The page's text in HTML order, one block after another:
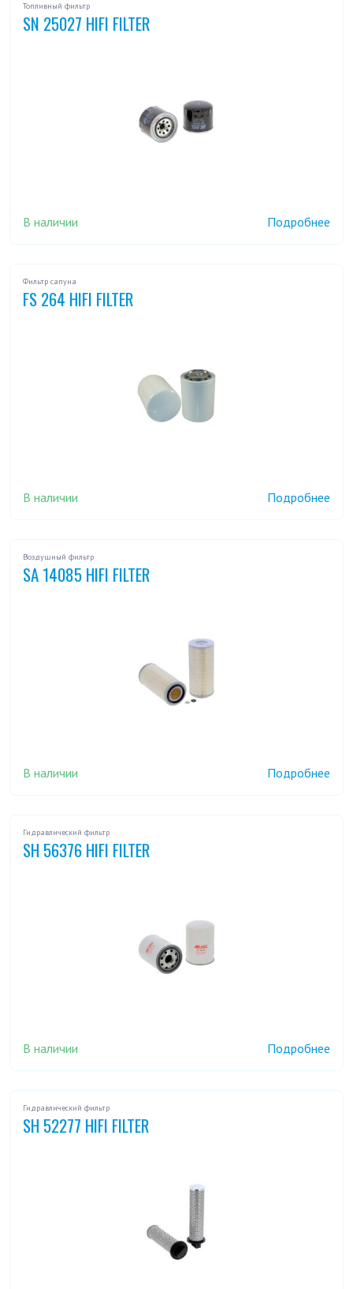
Топливный фильтр
SN 25027 HIFI FILTER
В наличии Подробнее
Фильтр сапуна
FS 264 HIFI FILTER
В наличии Подробнее
Воздушный фильтр
SA 14085 HIFI FILTER
В наличии Подробнее
Гидравлический фильтр
SH 56376 HIFI FILTER
В наличии Подробнее
Гидравлический фильтр
SH 52277 HIFI FILTER